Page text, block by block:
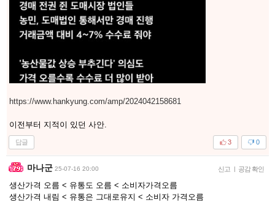
https://www.hankyung.com/amp/2024042158681
이전부터 지적이 있던 사안.
답글 0
3
마나군 25-07-16 20:00 신고 | 공감 확인
생산가격 오름 < 유통도 오름 < 소비자가격오름
생산가격 내림 < 유통은 그대로유지 < 소비자 가격오름